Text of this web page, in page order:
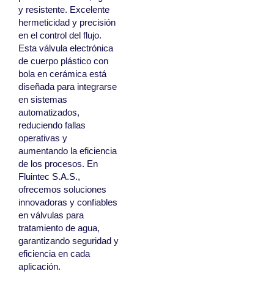
y resistente. Excelente
hermeticidad y precisión
en el control del flujo.
Esta válvula electrónica
de cuerpo plástico con
bola en cerámica está
diseñada para integrarse
en sistemas
automatizados,
reduciendo fallas
operativas y
aumentando la eficiencia
de los procesos. En
Fluintec S.A.S.,
ofrecemos soluciones
innovadoras y confiables
en válvulas para
tratamiento de agua,
garantizando seguridad y
eficiencia en cada
aplicación.